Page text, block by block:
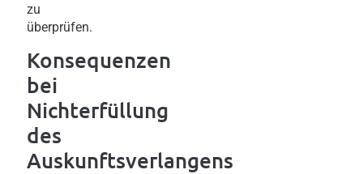
zu
überprüfen.
Konsequenzen
bei
Nichterfüllung
des
Auskunftsverlangens